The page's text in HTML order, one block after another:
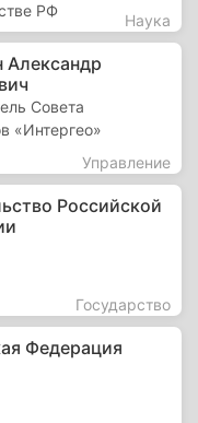
РФ
Наука
Александр
Совета
«Интергео»
Управление
Российской
Государство
Федерация